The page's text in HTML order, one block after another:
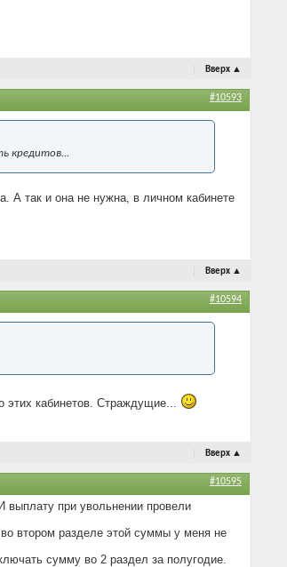
Вверх ▲
#10593
кредитов...
А так и она не нужна, в личном кабинете
Вверх ▲
#10594
кабинетов. Страждущие...
Вверх ▲
#10595
при увольнении провели
втором разделе этой суммы у меня не
сумму во 2 раздел за полугодие.